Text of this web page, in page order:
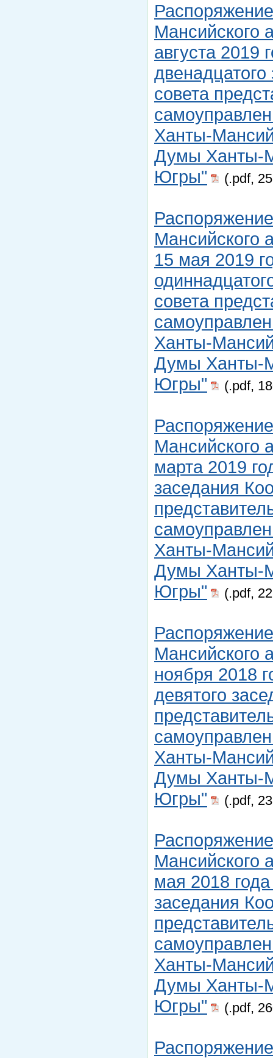
Мансийского
августа 2019
совета
Ханты-
Думы Ханты-
Югры"
(.pdf,
Мансийского
15 мая 2019
совета
Ханты-
Думы Ханты-
Югры"
(.pdf,
Мансийского
марта 2019
заседания
Ханты-
Думы Ханты-
Югры"
(.pdf,
Мансийского
ноября 2018
девятого
Ханты-
Думы Ханты-
Югры"
(.pdf,
Мансийского
мая 2018
заседания
Ханты-
Думы Ханты-
Югры"
(.pdf,